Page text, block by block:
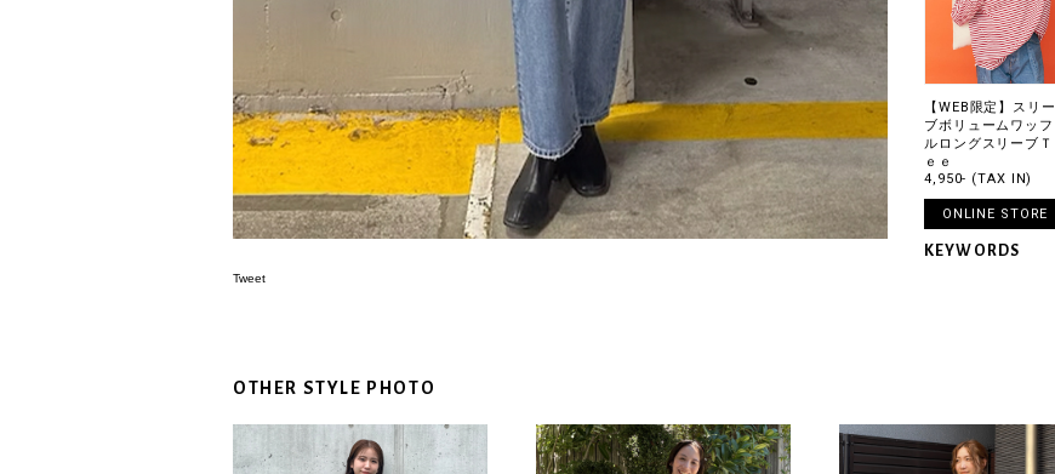
Tweet
【WEB限定】スリー
ブボリュームワッフ
ルロングスリーブＴ
ｅｅ
4,950- (TAX IN)
ONLINE STORE
KEYWORDS
OTHER STYLE PHOTO